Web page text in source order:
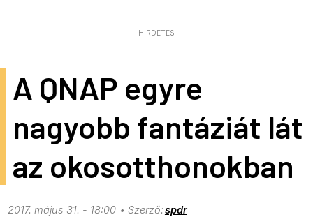
HIRDETÉS
A QNAP egyre
nagyobb fantáziát lát
az okosotthonokban
2017. május 31. - 18:00 spdr